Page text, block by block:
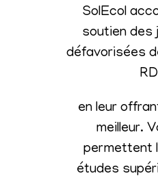
SolEcol
soutien des
défavorisées
en leur
meilleur.
permettent
études